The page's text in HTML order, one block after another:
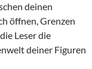
deinen
öffnen, Grenzen
Leser die
deiner Figuren